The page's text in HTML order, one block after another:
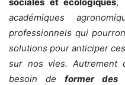
académiques
professionnels qui
solutions pour anticiper
sur nos vies.
besoin de former des